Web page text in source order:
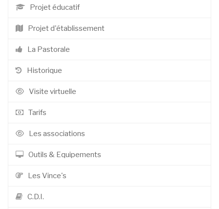
Projet éducatif
Projet d'établissement
La Pastorale
Historique
Visite virtuelle
Tarifs
Les associations
Outils & Equipements
Les Vince's
C.D.I.